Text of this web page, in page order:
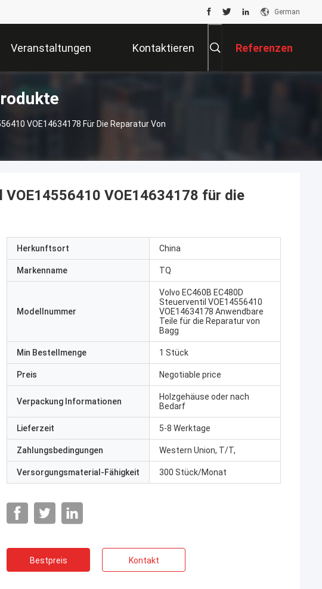
German
Veranstaltungen Kontaktieren Referenzen
VOE14634178 Für Die Reparatur Von
VOE14634178 für die
Herkunftsort China
Markenname TQ
Modellnummer
Volvo EC460B EC480D
Steuerventil VOE14556410
VOE14634178 Anwendbare
Teile für die Reparatur von
Bagg
Min Bestellmenge 1 Stück
Preis Negotiable price
Verpackung Informationen
Holzgehäuse oder nach
Bedarf
Lieferzeit 5-8 Werktage
Zahlungsbedingungen Western Union, T/T,
Versorgungsmaterial-Fähigkeit 300 Stück/Monat
Bestpreis Kontakt